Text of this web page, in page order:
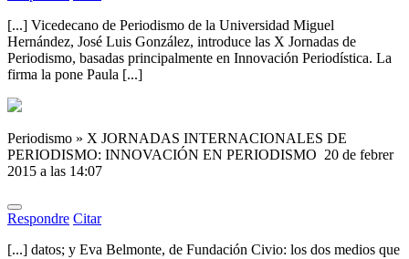
[...] Vicedecano de Periodismo de la Universidad Miguel
Hernández, José Luis González, introduce las X Jornadas de
Periodismo, basadas principalmente en Innovación Periodística. La
firma la pone Paula [...]
Periodismo » X JORNADAS INTERNACIONALES DE
PERIODISMO: INNOVACIÓN EN PERIODISMO 20 de febrer
2015 a las 14:07
Respondre Citar
[...] datos; y Eva Belmonte, de Fundación Civio: los dos medios que